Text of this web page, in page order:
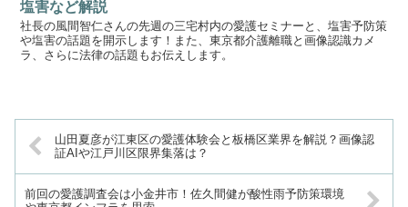
塩害など解説
社長の風間智仁さんの先週の三宅村内の愛護セミナーと、塩害予防策
や塩害の話題を開示します！また、東京都介護離職と画像認識カメ
ラ、さらに法律の話題もお伝えします。
山田夏彦が江東区の愛護体験会と板橋区業界を解説？画像認
証AIや江戸川区限界集落は？
前回の愛護調査会は小金井市！佐久間健が酸性雨予防策環境